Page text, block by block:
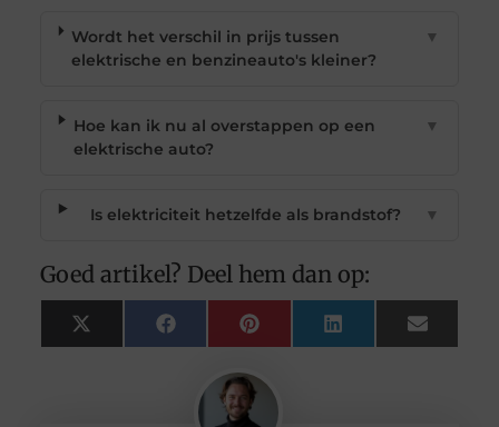
Wordt het verschil in prijs tussen
elektrische en benzineauto's kleiner?
▼
Hoe kan ik nu al overstappen op een
elektrische auto?
▼
Is elektriciteit hetzelfde als brandstof? ▼
Goed artikel? Deel hem dan op:
X
(Twitter)
FacebookPinterest LinkedIn Email